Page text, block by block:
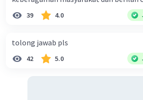
Mengapa dalam masyarakat yang
bahasa, dan budaya. Berdasarkan
apa yang dapat kalian lakukan untuk
39 4.0
tolong jawab pls
42 5.0